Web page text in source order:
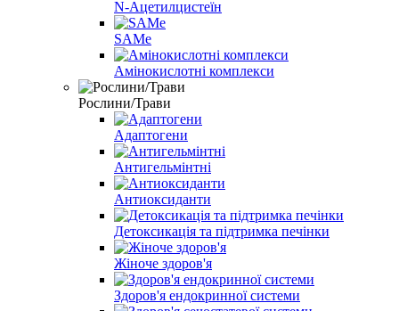
N-Ацетилцистеїн
SAMe
Амінокислотні комплекси
Рослини/Трави
Адаптогени
Антигельмінтні
Антиоксиданти
Детоксикація та підтримка печінки
Жіноче здоров'я
Здоров'я ендокринної системи